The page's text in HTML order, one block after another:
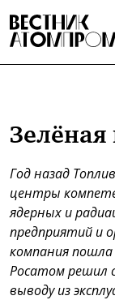
Зелёная
Год назад
центры
ядерных и
предприятий и
компания пошла
Росатом решил
выводу из